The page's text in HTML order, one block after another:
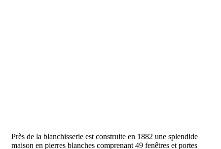
Près de la blanchisserie est construite en 1882 une splendide
maison en pierres blanches comprenant 49 fenêtres et portes